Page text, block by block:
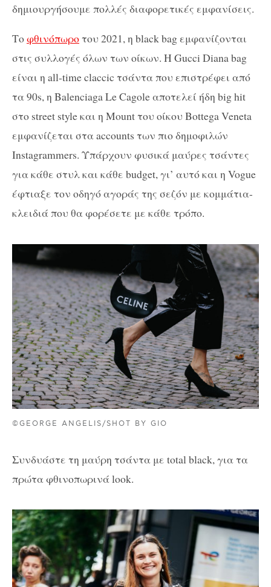
δημιουργήσουμε πολλές διαφορετικές εμφανίσεις.
Τοφθινόπωροτου 2021, η black bag εμφανίζονται
στις συλλογές όλων των οίκων. Η Gucci Diana bag
είναι η all-time claccic τσάντα που επιστρέφει από
τα 90s, η Balenciaga Le Cagole αποτελεί ήδη big hit
στο street style και η Mount του οίκου Bottega Veneta
εμφανίζεται στα accounts των πιο δημοφιλών
Instagrammers. Υπάρχουν φυσικά μαύρες τσάντες
για κάθε στυλ και κάθε budget, γι’ αυτό και η Vogue
έφτιαξε τον οδηγό αγοράς της σεζόν με κομμάτια-
κλειδιά που θα φορέσετε με κάθε τρόπο.
©GEORGE ANGELIS/SHOT BY GIO
Συνδυάστε τη μαύρη τσάντα με total black, για τα
πρώτα φθινοπωρινά look.